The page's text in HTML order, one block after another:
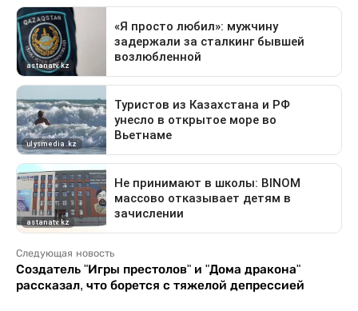
Следующая новость
Создатель "Игры престолов" и "Дома дракона"
рассказал, что борется с тяжелой депрессией